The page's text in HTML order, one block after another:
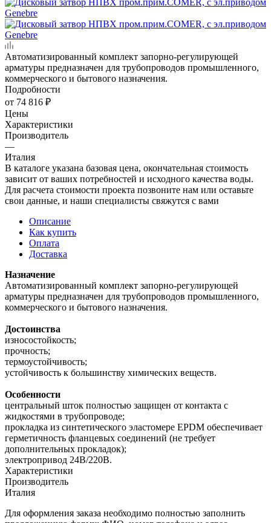
Автоматизированный комплект запорно-регулирующей
арматуры предназначен для трубопроводов промышленного,
коммерческого и бытового назначения.
Подробности
от 74 816 ₽
Цены
Характеристики
Производитель
—
Италия
В каталоге указана базовая цена, окончательная стоимость
зависит от ваших потребностей и исходного качества воды.
Для расчета стоимости проекта позвоните нам или оставьте
свои данные, и наши специалисты свяжутся с вами
Описание
Как купить
Оплата
Доставка
Назначение
Автоматизированный комплект запорно-регулирующей
арматуры предназначен для трубопроводов промышленного,
коммерческого и бытового назначения.
Достоинства
износостойкость;
прочность;
термоустойчивость;
устойчивость к большинству химических веществ.
Особенности
центральный шток полностью защищен от контакта с
жидкостями в трубопроводе;
прокладка из синтетического эластомере EPDM обеспечивает
герметичность фланцевых соединений (не требует
дополнительных прокладок);
электропривод 24В/220В.
Характеристики
Производитель
Италия
Для оформления заказа необходимо полностью заполнить